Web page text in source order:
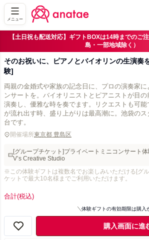
メニュー
【土日祝も配送対応】ギフトBOXは14時までのご
島・一部地域除く）
そのお祝いに、ピアノとバイオリンの生演奏
験]
両親の金婚式や家族の記念日に、プロの演奏家
ンサートを。バイオリニストとピアニストが目
演奏し、優雅な時を奏でます。リクエストも可
が流れ出す時、盛り上がりは最高潮に。池袋の
開催場所東京都 豊島区
[グループチケット]プライベートミニコンサート
V’s Creative Studio
※この体験ギフトは複数名でお楽しみいただける[グ
ケットで最大10名様までご利用いただけます。
合計(税込)
体験ギフトの有効期限は購入
購入画面に進